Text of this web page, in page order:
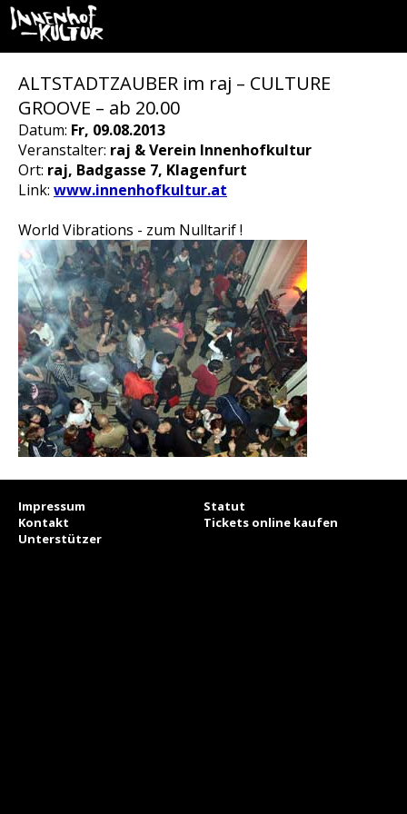
ALTSTADTZAUBER im raj – CULTURE
GROOVE – ab 20.00
Datum: Fr, 09.08.2013
Veranstalter: raj & Verein Innenhofkultur
Ort: raj, Badgasse 7, Klagenfurt
Link: www.innenhofkultur.at
World Vibrations - zum Nulltarif !
Impressum
Statut
Kontakt
Tickets online kaufen
Unterstützer